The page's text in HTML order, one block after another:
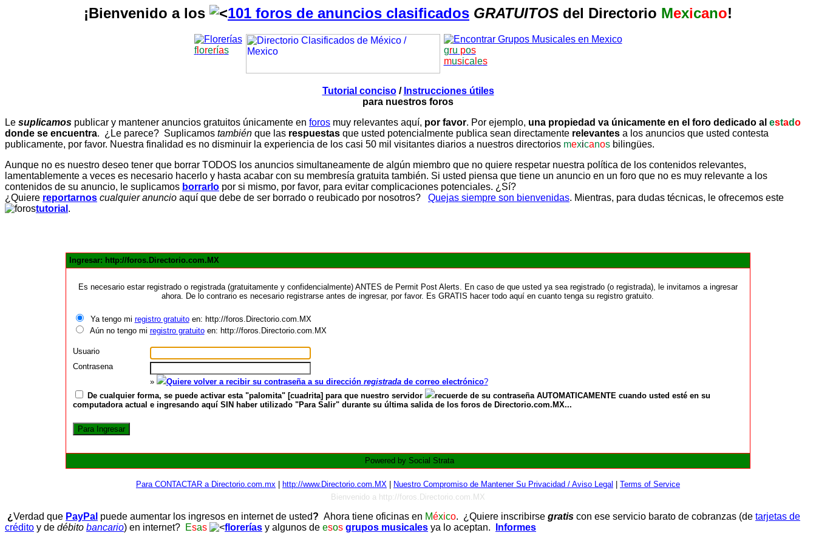
¡Bienvenido a los 101 foros de anuncios clasificados GRATUITOS del Directorio Mexicano!
florerías gru pos
musica es
Tutorial conciso/ Instrucciones útiles
para nuestros foros
Le suplicamos publicar y mantener anuncios gratuitos únicamente en foros muy relevantes aquí, por favor. Por ejemplo, una propiedad va únicamente en el foro dedicado al estado
donde se encuentra. ¿Le parece? Suplicamos también que las respuestas que usted potencialmente publica sean directamente relevantes a los anuncios que usted contesta
publicamente, por favor. Nuestra finalidad es no disminuir la experiencia de los casi 50 mil visitantes diarios a nuestros directorios mexicanos bilingües.
Aunque no es nuestro deseo tener que borrar TODOS los anuncios simultaneamente de algún miembro que no quiere respetar nuestra política de los contenidos relevantes,
lamentablemente a veces es necesario hacerlo y hasta acabar con su membresía gratuita también. Si usted piensa que tiene un anuncio en un foro que no es muy relevante a los
contenidos de su anuncio, le suplicamos borrarlo por si mismo, por favor, para evitar complicaciones potenciales. ¿Sí?
¿Quiere reportarnos cualquier anuncio aquí que debe de ser borrado o reubicado por nosotros? Quejas siempre son bienvenidas. Mientras, para dudas técnicas, le ofrecemos este
tutorial .
Ingresar: http://foros.Directorio.com.MX
Es necesario estar registrado o registrada (gratuitamente y confidencialmente) ANTES de Permit Post Alerts. En caso de que usted ya sea registrado (o registrada), le invitamos a ingresar
ahora. De lo contrario es necesario registrarse antes de ingresar, por favor. Es GRATIS hacer todo aquí en cuanto tenga su registro gratuito.
Ya tengo mi registro gratuitoen: http://foros.Directorio.com.MX
Aún no tengo mi registro gratuitoen: http://foros.Directorio.com.MX
Usuario
Contrasena
»
Quiere volver a recibir su contraseña a su dirección registradade correo electrónico?
De cualquier forma, se puede activar esta "palomita" [cuadrita] para que nuestro servidor
recuerde de su contraseña AUTOMATICAMENTE cuando usted esté en su
computadora actual e ingresando aquí SIN haber utilizado "Para Salir" durante su última salida de los foros de Directorio.com.MX...
Powered by Social Strata
Para CONTACTAR a Directorio.com.mx http://www.Directorio.com.MX Nuestro Compromiso de Mantener Su Privacidad / Aviso Legal
Terms of Service
Bienvenido a http://foros.Directorio.com.MX
¿Verdad que PayPal puede aumentar los ingresos en internet de usted? Ahora tiene oficinas en México. ¿Quiere inscribirse gratis con ese servicio barato de cobranzas (de tarjetas de
crédito y de débito bancario) en internet? Esas florerías y algunos de esos grupos musicales ya lo aceptan.
Informes